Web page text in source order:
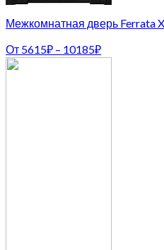
Межкомнатная дверь Ferrata
От 5615₽ – 10185₽